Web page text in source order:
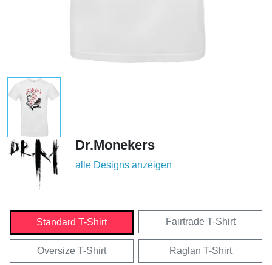
Dr.Monekers
alle Designs anzeigen
Standard T-Shirt Fairtrade T-Shirt
Oversize T-Shirt Raglan T-Shirt